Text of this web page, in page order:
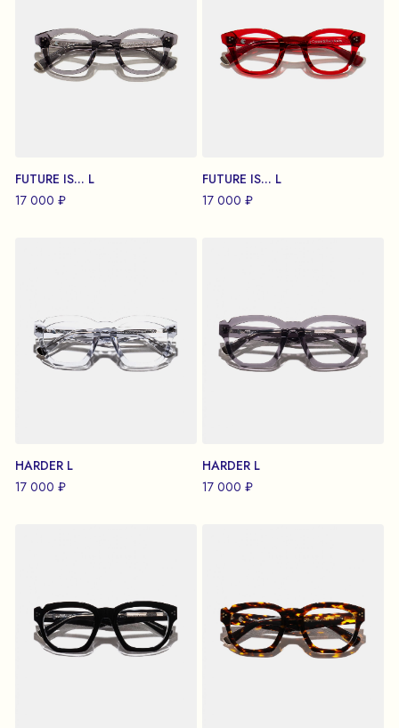
FUTURE IS... L
17 000 ₽
FUTURE IS... L
17 000 ₽
HARDER L
17 000 ₽
HARDER L
17 000 ₽